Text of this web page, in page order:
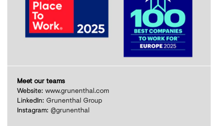
Meet our teams
Website: www.grunenthal.com
LinkedIn: Grunenthal Group
Instagram: @grunenthal